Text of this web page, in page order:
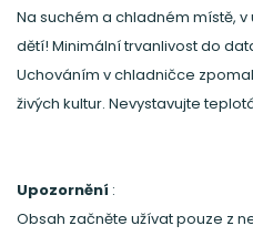
Na suchém a chladném místě,
dětí! Minimální trvanlivost do
Uchováním v chladničce
živých kultur. Nevystavujte
Upozornění :
Obsah začněte užívat pouze z